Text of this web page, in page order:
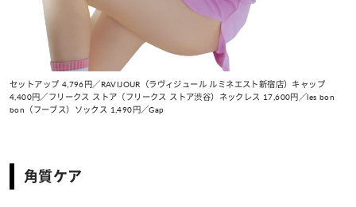
セットアップ 4,796円／RAVIJOUR（ラヴィジュール ルミネエスト新宿店）キャップ
4,400円／フリークス ストア（フリークス ストア渋谷）ネックレス 17,600円／les bon
bon（フーブス）ソックス 1,490円／Gap
角質ケア